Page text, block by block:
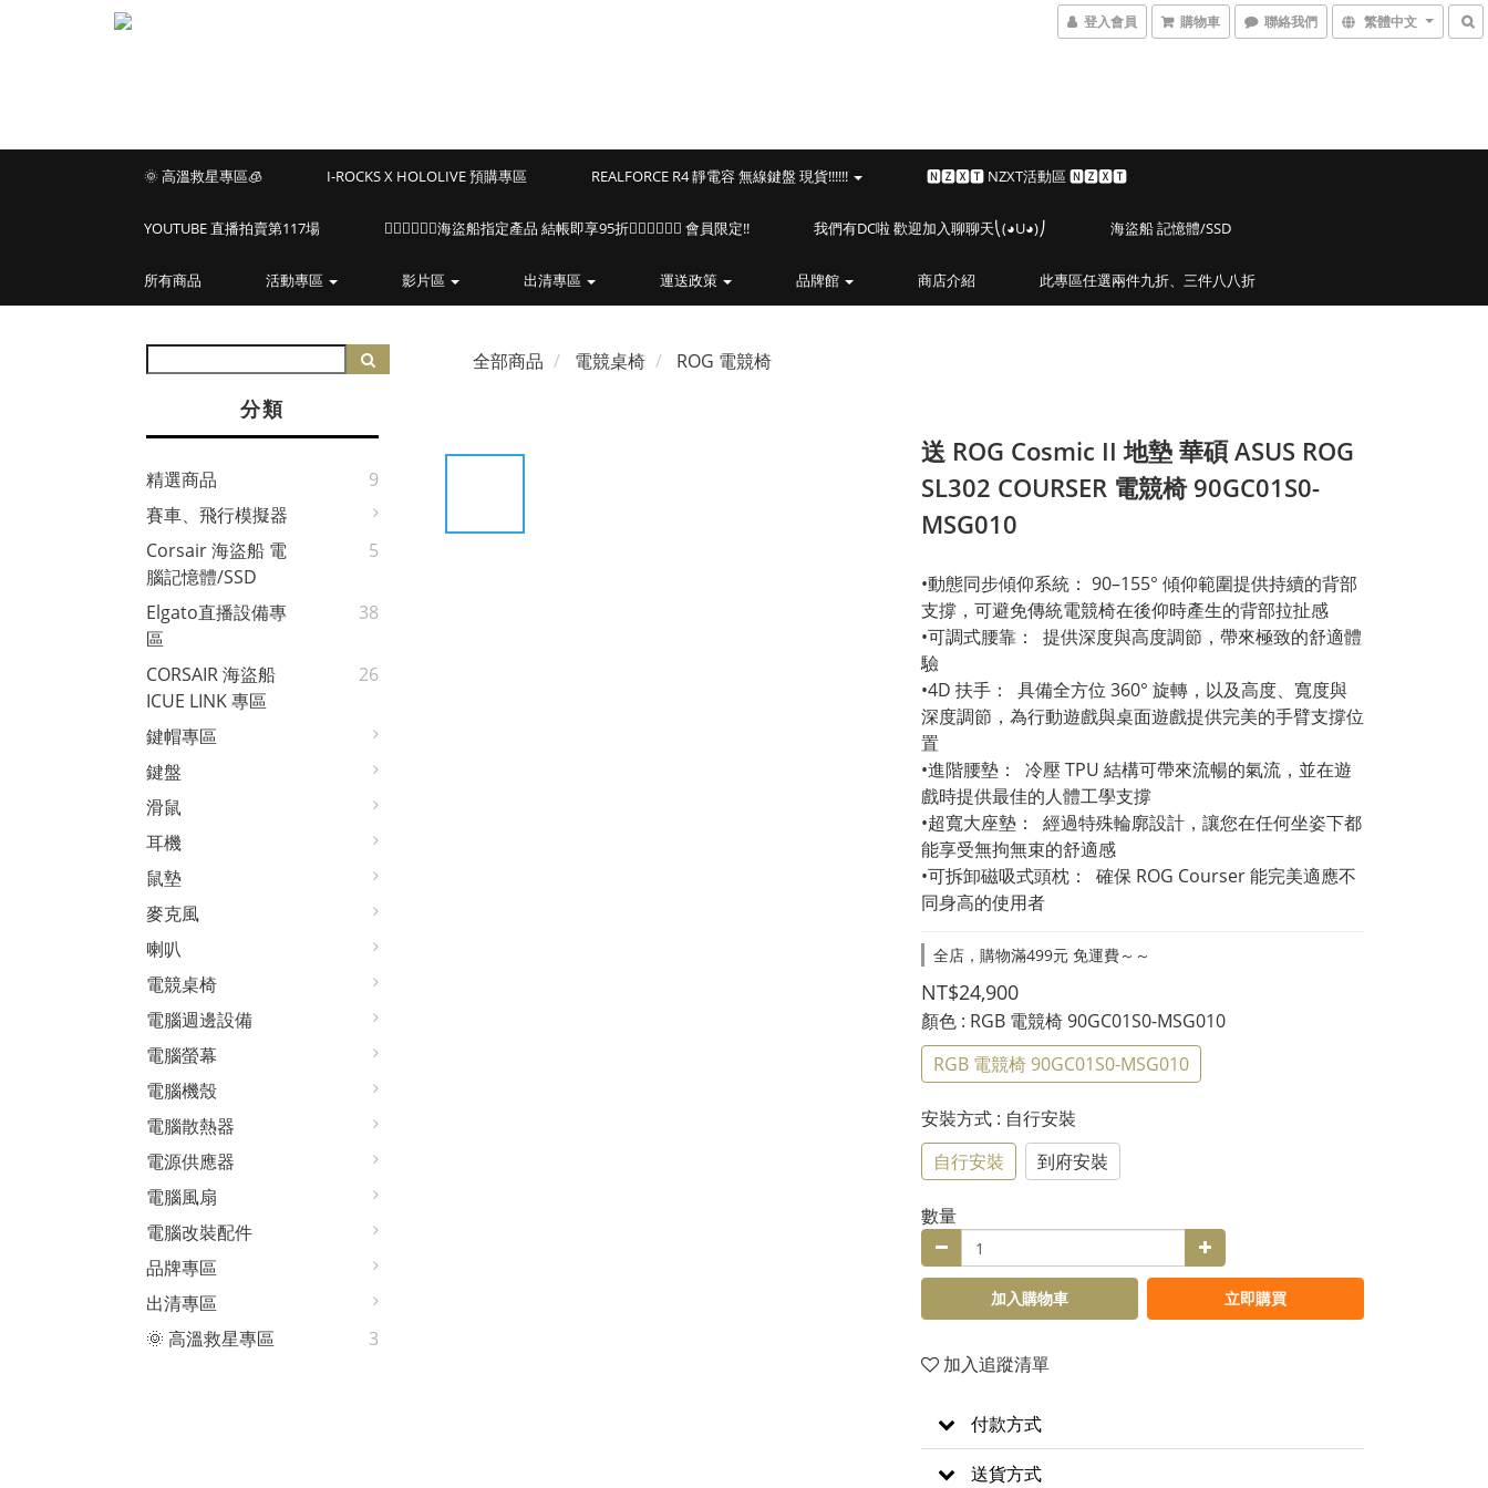
登入會員 購物車 聯絡我們 繁體中文
🌞 高溫救星專區🧊 I-ROCKS X HOLOLIVE 預購專區 REALFORCE R4 靜電容 無線鍵盤 現貨!!!!!! 🅽🆉🆇🆃 NZXT活動區 🅽🆉🆇🆃
YOUTUBE 直播拍賣第117場 🏴‍☠️🏴‍☠️🏴‍☠️海盜船指定產品 結帳即享95折🏴‍☠️🏴‍☠️🏴‍☠️ 會員限定!! 我們有DC啦 歡迎加入聊聊天⎝(◕U◕)⎠ 海盜船 記憶體/SSD
所有商品 活動專區 影片區 出清專區 運送政策 品牌館 商店介紹 此專區任選兩件九折、三件八八折
分類
精選商品
9
賽車、飛行模擬器
Corsair 海盜船 電
腦記憶體/SSD
5
Elgato直播設備專
區
38
CORSAIR 海盜船
ICUE LINK 專區
26
鍵帽專區
鍵盤
滑鼠
耳機
鼠墊
麥克風
喇叭
電競桌椅
電腦週邊設備
電腦螢幕
電腦機殼
電腦散熱器
電源供應器
電腦風扇
電腦改裝配件
品牌專區
出清專區
🌞 高溫救星專區
3
全部商品 電競桌椅 ROG 電競椅
送 ROG Cosmic II 地墊 華碩 ASUS ROG
SL302 COURSER 電競椅 90GC01S0-
MSG010
•動態同步傾仰系統： 90–155° 傾仰範圍提供持續的背部
支撐，可避免傳統電競椅在後仰時產生的背部拉扯感
•可調式腰靠：  提供深度與高度調節，帶來極致的舒適體
驗
•4D 扶手：  具備全方位 360° 旋轉，以及高度、寬度與
深度調節，為行動遊戲與桌面遊戲提供完美的手臂支撐位
置
•進階腰墊：  冷壓 TPU 結構可帶來流暢的氣流，並在遊
戲時提供最佳的人體工學支撐
•超寬大座墊：  經過特殊輪廓設計，讓您在任何坐姿下都
能享受無拘無束的舒適感
•可拆卸磁吸式頭枕：  確保 ROG Courser 能完美適應不
同身高的使用者
全店，購物滿499元 免運費～～
NT$24,900
顏色 : RGB 電競椅 90GC01S0-MSG010
RGB 電競椅 90GC01S0-MSG010
安裝方式 : 自行安裝
自行安裝
到府安裝
數量
加入購物車 立即購買
加入追蹤清單
付款方式
送貨方式